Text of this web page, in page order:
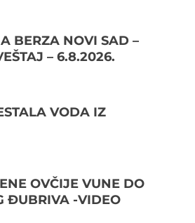
BERZA NOVI SAD –
– 6.8.2026.
VODA IZ
OVČIJE VUNE DO
ĐUBRIVA -VIDEO